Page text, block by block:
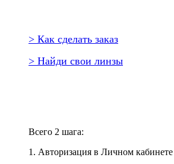
> Как сделать заказ
> Найди свои линзы
Всего 2 шага:
1. Авторизация в Личном кабинете